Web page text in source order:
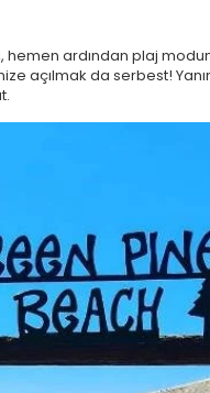
hemen ardından plaj
açılmak da serbest!